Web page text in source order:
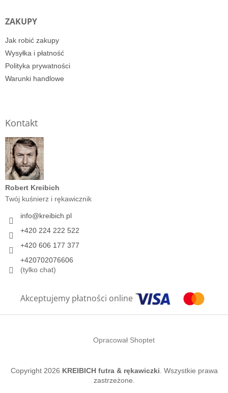
ZAKUPY
Jak robić zakupy
Wysyłka i płatność
Polityka prywatności
Warunki handlowe
Kontakt
Robert Kreibich
Twój kuśnierz i rękawicznik
info@kreibich.pl
+420 224 222 522
+420 606 177 377
+420702076606
(tylko chat)
Akceptujemy płatności online
Opracował Shoptet
Copyright 2026 KREIBICH futra & rękawiczki . Wszystkie prawa
zastrzeżone.